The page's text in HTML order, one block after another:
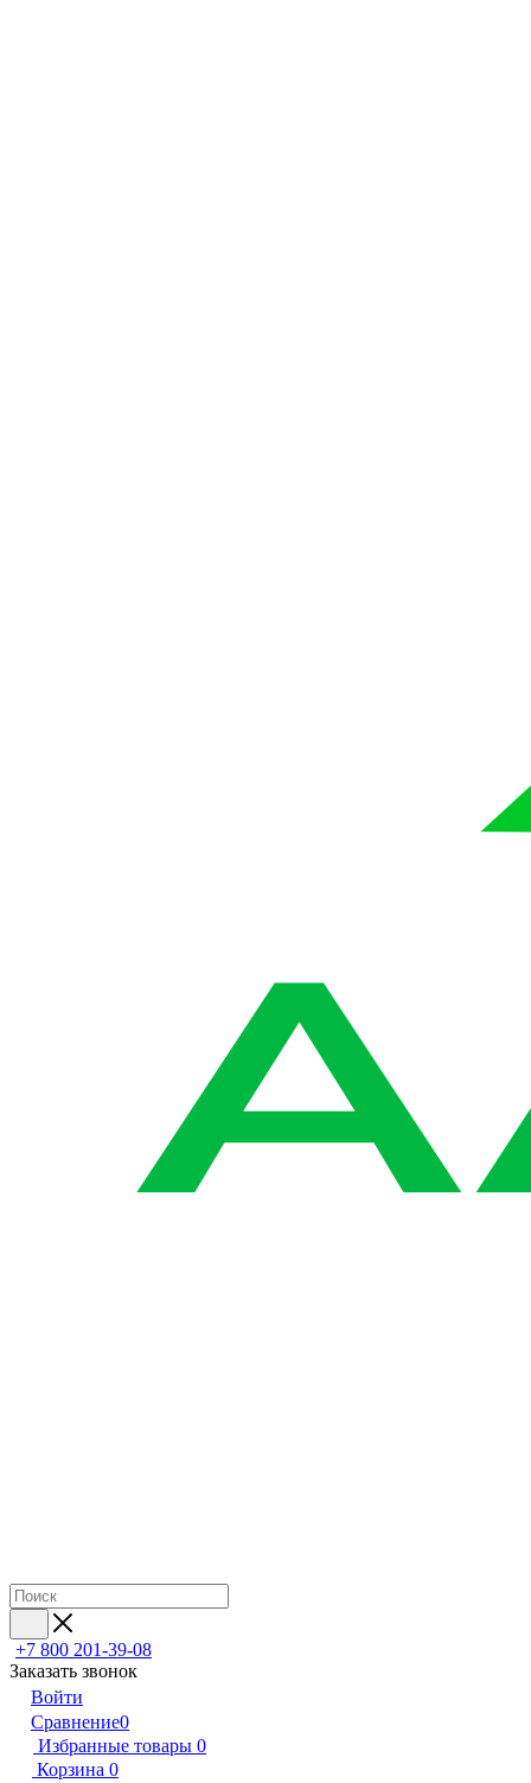
+7 800 201-39-08
Заказать звонок
Войти
Сравнение0
Избранные товары 0
Корзина 0